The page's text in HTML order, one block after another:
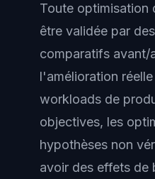
Toute optimisation
être validée par
comparatifs avant/
l'amélioration
workloads de
objectives, les
hypothèses non
avoir des effets de